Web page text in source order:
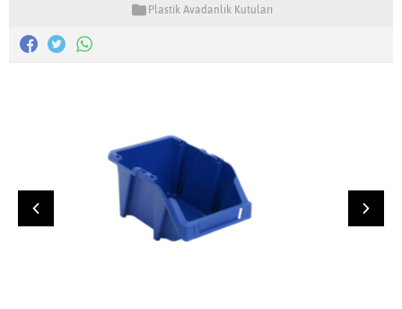
Plastik Avadanlık Kutuları